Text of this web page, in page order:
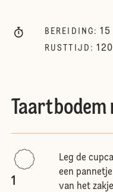
BEREIDING : 15
RUSTTIJD : 120
Taartbodem
1
Leg de
een
van het